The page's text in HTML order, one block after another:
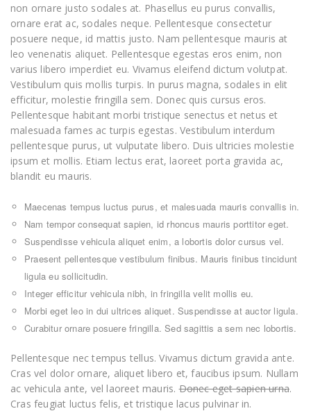
non ornare justo sodales at. Phasellus eu purus convallis,
ornare erat ac, sodales neque. Pellentesque consectetur
posuere neque, id mattis justo. Nam pellentesque mauris at
leo venenatis aliquet. Pellentesque egestas eros enim, non
varius libero imperdiet eu. Vivamus eleifend dictum volutpat.
Vestibulum quis mollis turpis. In purus magna, sodales in elit
efficitur, molestie fringilla sem. Donec quis cursus eros.
Pellentesque habitant morbi tristique senectus et netus et
malesuada fames ac turpis egestas. Vestibulum interdum
pellentesque purus, ut vulputate libero. Duis ultricies molestie
ipsum et mollis. Etiam lectus erat, laoreet porta gravida ac,
blandit eu mauris.
Maecenas tempus luctus purus, et malesuada mauris convallis in.
Nam tempor consequat sapien, id rhoncus mauris porttitor eget.
Suspendisse vehicula aliquet enim, a lobortis dolor cursus vel.
Praesent pellentesque vestibulum finibus. Mauris finibus tincidunt
ligula eu sollicitudin.
Integer efficitur vehicula nibh, in fringilla velit mollis eu.
Morbi eget leo in dui ultrices aliquet. Suspendisse at auctor ligula.
Curabitur ornare posuere fringilla. Sed sagittis a sem nec lobortis.
Pellentesque nec tempus tellus. Vivamus dictum gravida ante.
Cras vel dolor ornare, aliquet libero et, faucibus ipsum. Nullam
ac vehicula ante, vel laoreet mauris.Donec eget sapien urna.
Cras feugiat luctus felis, et tristique lacus pulvinar in.